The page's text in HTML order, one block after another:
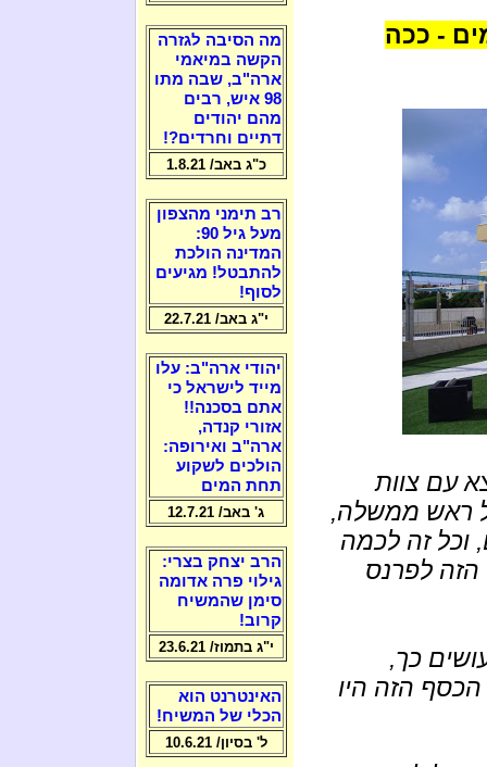
- ככה
עם צוות
ראש ממשלה,
וכל זה לכמה
לפרנס
כך,
הזה היו
מה הסיבה לגזרה
הקשה במיאמי
ארה"ב, שבה מתו
98 איש, רבים
מהם יהודים
דתיים וחרדים?!
כ"ג באב/ 1.8.21
רב תימני מהצפון
מעל גיל 90:
המדינה הולכת
להתבטל! מגיעים
לסוף!
י"ג באב/ 22.7.21
יהודי ארה"ב: עלו
מייד לישראל כי
אתם בסכנה!!
אזורי קנדה,
ארה"ב ואירופה:
הולכים לשקוע
תחת המים
ג' באב/ 12.7.21
הרב יצחק בצרי:
גילוי פרה אדומה
סימן שהמשיח
קרוב!
י"ג בתמוז/ 23.6.21
האינטרנט הוא
הכלי של המשיח!
ל' בסיון/ 10.6.21